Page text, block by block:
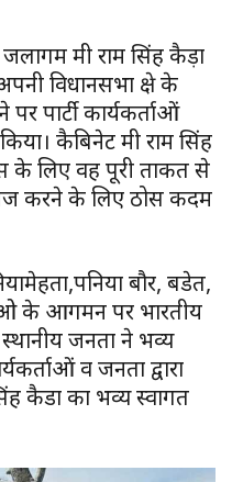
मंत्री राम सिंह कैड़ा
विधानसभा क्षेत्र के
पार्टी कार्यकर्ताओं
कैबिनेट मंत्री राम सिंह
के लिए वह पूरी ताकत से
करने के लिए ठोस कदम
बौर, बडेत,
के आगमन पर भारतीय
स्थानीय जनता ने भव्य
व जनता द्वारा
कैडा का भव्य स्वागत